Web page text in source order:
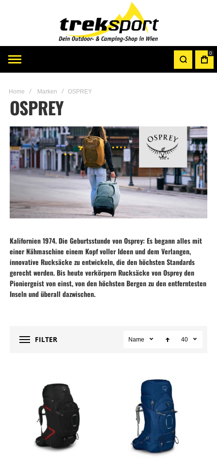
0
Home Marken OSPREY
OSPREY
Kalifornien 1974. Die Geburtsstunde von Osprey: Es begann alles mit
einer Nähmaschine einem Kopf voller Ideen und dem Verlangen,
innovative Rucksäcke zu entwickeln, die den höchsten Standards
gerecht werden. Bis heute verkörpern Rucksäcke von Osprey den
Pioniergeist von einst, von den höchsten Bergen zu den entferntesten
Inseln und überall dazwischen.
FILTER Name 40